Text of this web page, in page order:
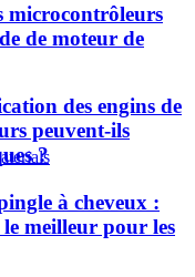
microcontrôleurs
de moteur de
des engins de
peuvent-ils
?​
à cheveux :
le meilleur pour les